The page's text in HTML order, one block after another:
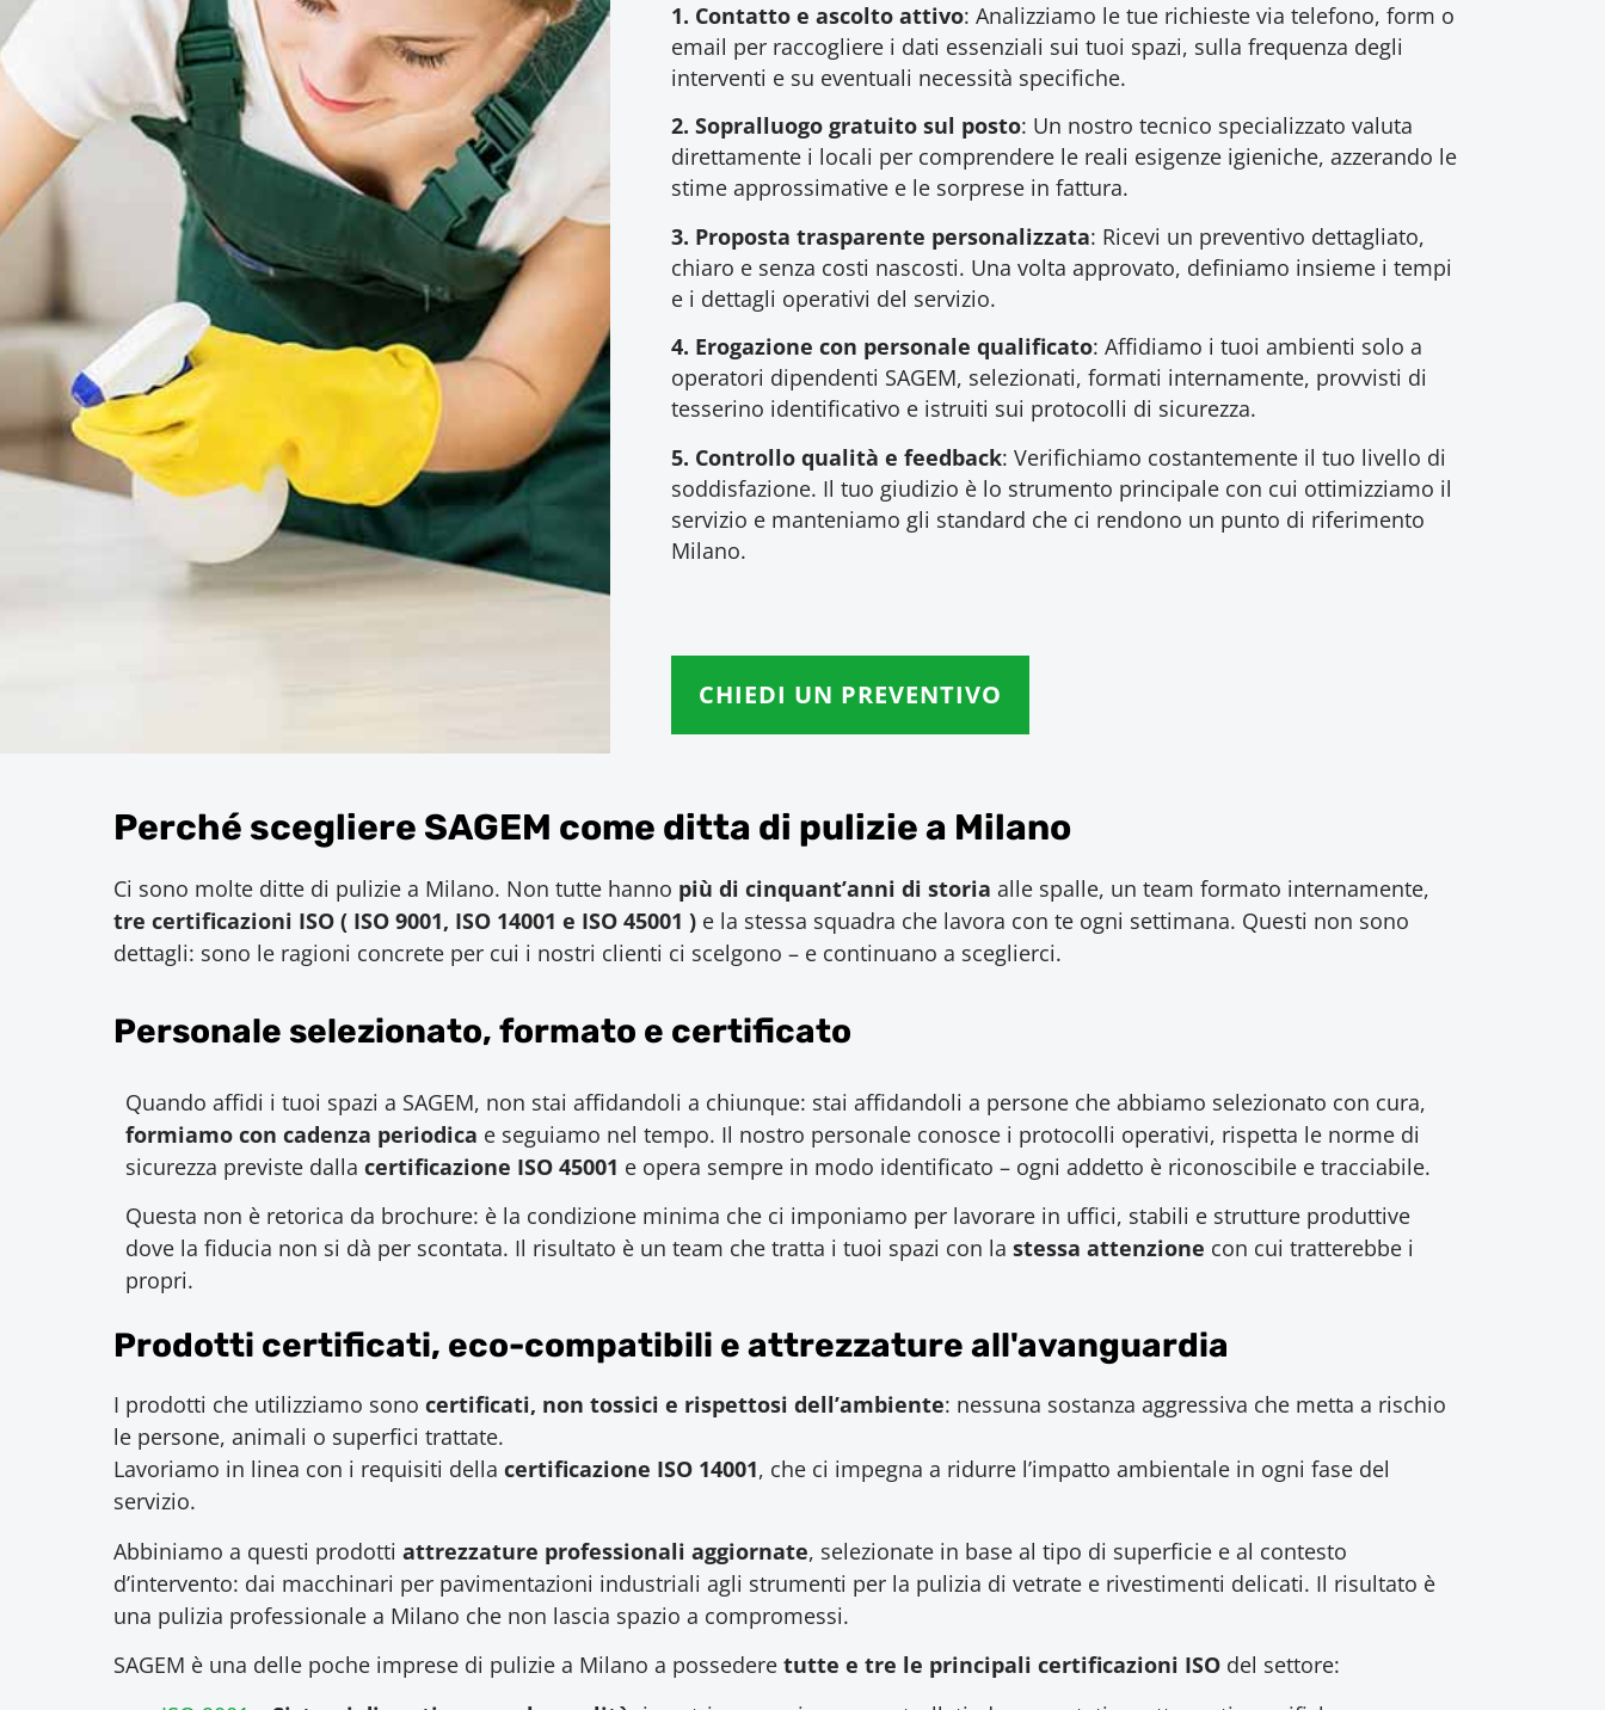
1. Contatto e ascolto attivo: Analizziamo le tue richieste via telefono, form o
email per raccogliere i dati essenziali sui tuoi spazi, sulla frequenza degli
interventi e su eventuali necessità specifiche.
2. Sopralluogo gratuito sul posto: Un nostro tecnico specializzato valuta
direttamente i locali per comprendere le reali esigenze igieniche, azzerando le
stime approssimative e le sorprese in fattura.
3. Proposta trasparente personalizzata: Ricevi un preventivo dettagliato,
chiaro e senza costi nascosti. Una volta approvato, definiamo insieme i tempi
e i dettagli operativi del servizio.
4. Erogazione con personale qualificato: Affidiamo i tuoi ambienti solo a
operatori dipendenti SAGEM, selezionati, formati internamente, provvisti di
tesserino identificativo e istruiti sui protocolli di sicurezza.
5. Controllo qualità e feedback: Verifichiamo costantemente il tuo livello di
soddisfazione. Il tuo giudizio è lo strumento principale con cui ottimizziamo il
servizio e manteniamo gli standard che ci rendono un punto di riferimento
Milano.
CHIEDI UN PREVENTIVO
Perché scegliere SAGEM come ditta di pulizie a Milano
Ci sono molte ditte di pulizie a Milano. Non tutte hanno più di cinquant’anni di storia alle spalle, un team formato internamente,
tre certificazioni ISO ( ISO 9001, ISO 14001 e ISO 45001 ) e la stessa squadra che lavora con te ogni settimana. Questi non sono
dettagli: sono le ragioni concrete per cui i nostri clienti ci scelgono – e continuano a sceglierci.
Personale selezionato, formato e certificato
Quando affidi i tuoi spazi a SAGEM, non stai affidandoli a chiunque: stai affidandoli a persone che abbiamo selezionato con cura,
formiamo con cadenza periodica e seguiamo nel tempo. Il nostro personale conosce i protocolli operativi, rispetta le norme di
sicurezza previste dalla certificazione ISO 45001 e opera sempre in modo identificato – ogni addetto è riconoscibile e tracciabile.
Questa non è retorica da brochure: è la condizione minima che ci imponiamo per lavorare in uffici, stabili e strutture produttive
dove la fiducia non si dà per scontata. Il risultato è un team che tratta i tuoi spazi con la stessa attenzione con cui tratterebbe i
propri.
Prodotti certificati, eco-compatibili e attrezzature all'avanguardia
I prodotti che utilizziamo sono certificati, non tossici e rispettosi dell’ambiente: nessuna sostanza aggressiva che metta a rischio
le persone, animali o superfici trattate.
Lavoriamo in linea con i requisiti della certificazione ISO 14001, che ci impegna a ridurre l’impatto ambientale in ogni fase del
servizio.
Abbiniamo a questi prodotti attrezzature professionali aggiornate, selezionate in base al tipo di superficie e al contesto
d’intervento: dai macchinari per pavimentazioni industriali agli strumenti per la pulizia di vetrate e rivestimenti delicati. Il risultato è
una pulizia professionale a Milano che non lascia spazio a compromessi.
SAGEM è una delle poche imprese di pulizie a Milano a possedere tutte e tre le principali certificazioni ISO del settore: